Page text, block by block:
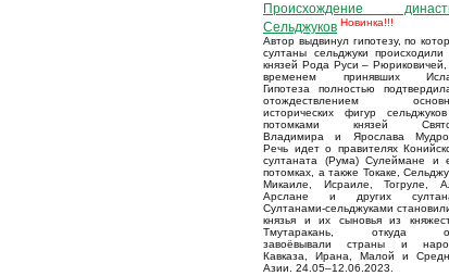
Происхождение
Сельджуков Новинка!!!
Автор выдвинул гипотезу, по
султаны сельджуки происходили
князей Рода Руси – Рюриковичей,
временем принявших
Гипотеза полностью
отождествлением
исторических фигур
потомками князей
Владимира и Ярослава
Речь идет о правителях
султаната (Рума) Сулеймане и
потомках, а также Токаке,
Микаиле, Исраиле, Тогруле,
Арслане и других
Султанами-сельджуками
князья и их сыновья из
Тмутаракань, откуда
завоёвывали страны и
Кавказа, Ирана, Малой и
Азии. 24.05–12.06.2023.